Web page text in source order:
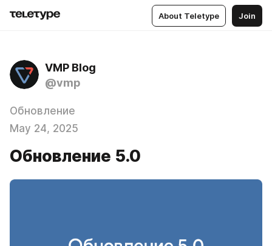
About Teletype Join
VMP Blog
@vmp
Обновление
May 24, 2025
Обновление 5.0